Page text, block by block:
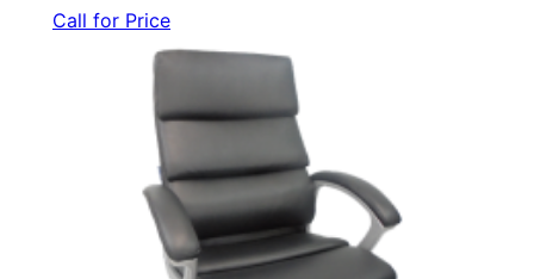
Call for Price